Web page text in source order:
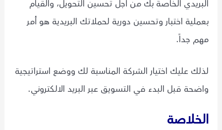
البريدي الخاصة بك من أجل تحسين التحويل، والقيام
بعملية اختبار وتحسين دورية لحملاتك البريدية هو أمر
مهم جداً.
لذلك عليك اختيار الشركة المناسبة لك ووضع استراتيجية
واضحة قبل البدء في التسويق عبر البريد الالكتروني.
الخلاصة